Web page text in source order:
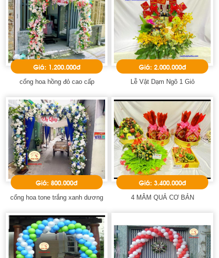
Giá: 1.200.000đ
cổng hoa hồng đỏ cao cấp
Giá: 2.000.000đ
Lễ Vật Dạm Ngõ 1 Giỏ
Giá: 800.000đ
cổng hoa tone trắng xanh dương
Giá: 3.400.000đ
4 MÂM QUẢ CƠ BẢN